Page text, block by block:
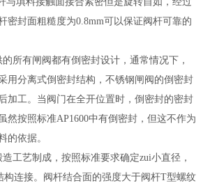
密封面粗糙度为0.8mm可以保证阀杆可靠的
的所有闸阀都有倒密封设计，通常情况下，
用分离式倒密封结构，不锈钢闸阀的倒密封
加工。当阀门在全开位置时，倒密封的密封
然按照标准AP1600中有倒密封，但这不作为
的依据。
造工艺制成，按照标准要求确定zui小直径，
构连接。阀杆结合面的强度大于阀杆T型螺纹